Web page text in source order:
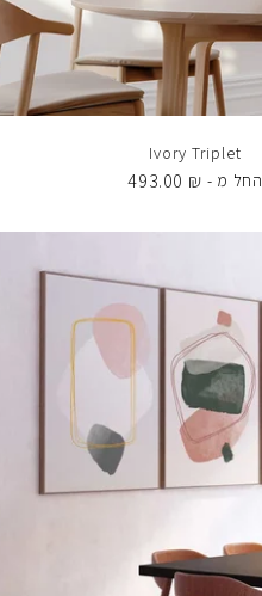
Ivory Triplet
החל מ -
493.00 ₪